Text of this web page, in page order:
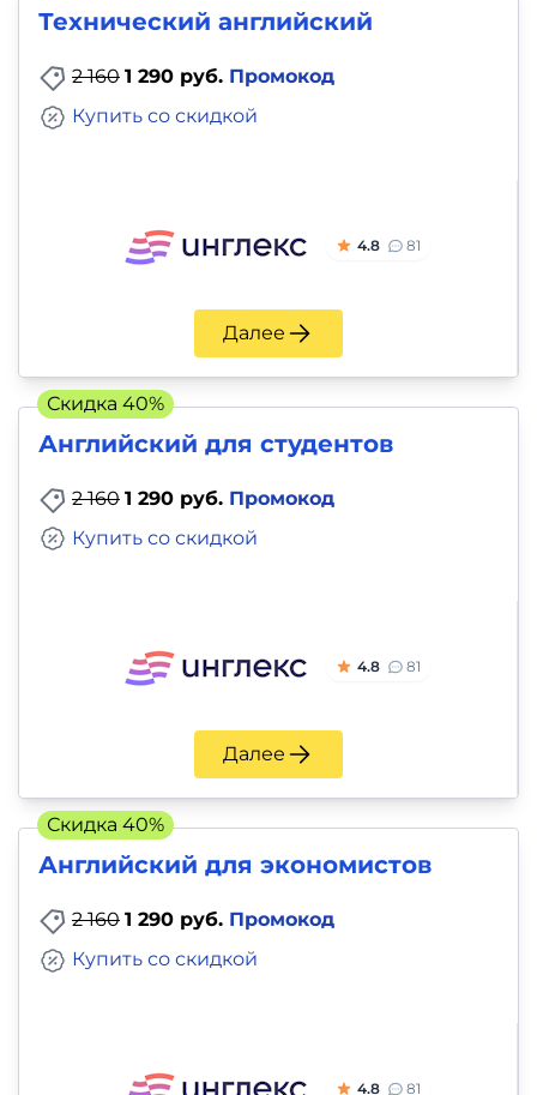
Технический английский
2 160 1 290 руб. Промокод
Купить со скидкой
4.8 81
Далее
Английский для студентов
2 160 1 290 руб. Промокод
Купить со скидкой
4.8 81
Далее
Скидка 40%
Английский для экономистов
2 160 1 290 руб. Промокод
Купить со скидкой
4.8 81
Скидка 40%